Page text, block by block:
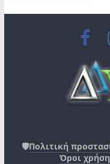
🛡️Πολιτική
Όροι